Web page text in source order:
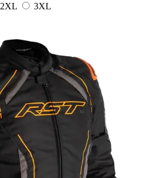
2XL
3XL